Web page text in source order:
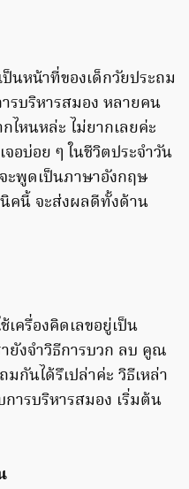
นหน้าที่ของเด็กวัยประถม
รบริหารสมอง หลายคน
ไหนหล่ะ ไม่ยากเลยค่ะ
อบ่อย ๆ ในชีวิตประจำวัน
ะพูดเป็นภาษาอังกฤษ
นิคนี้ จะส่งผลดีทั้งด้าน
ครื่องคิดเลขอยู่เป็น
ยังจำวิธีการบวก ลบ คูณ
กันได้รึเปล่าค่ะ วิธีเหล่า
ารบริหารสมอง เริ่มต้น